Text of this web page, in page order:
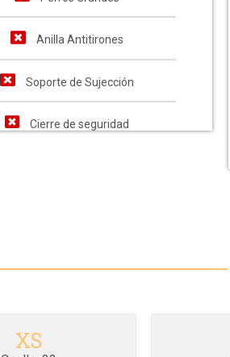
Anilla Antitirones
Soporte de Sujección
Cierre de seguridad
XS